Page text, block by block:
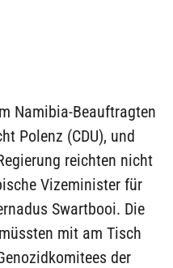
Namibia-Beauftragten
Polenz (CDU), und
reichten nicht
Vizeminister für
Swartbooi. Die
mit am Tisch
der